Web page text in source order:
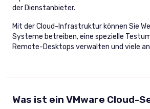
der Dienstanbieter.
Mit der Cloud-Infrastruktur können Sie
Systeme betreiben, eine spezielle
Remote-Desktops verwalten und viele
Was ist ein VMware Cloud-